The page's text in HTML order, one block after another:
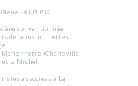
- ADPEP34
conventionnée
de la marionnettes
(Charleville-
Michel.
associées à La